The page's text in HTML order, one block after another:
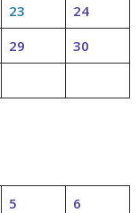
23
24
29
30
5
6